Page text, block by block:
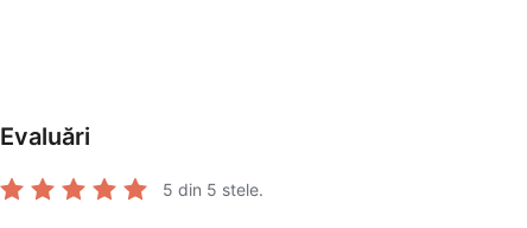
Evaluări
5 din 5 stele.